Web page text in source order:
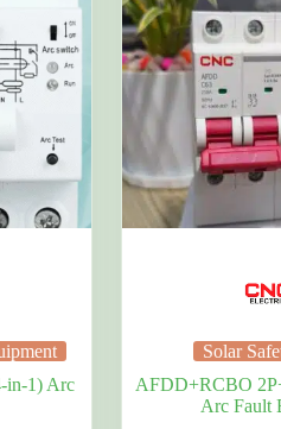
in-1) Arc
Solar
AFDD+RCBO
Arc Fault